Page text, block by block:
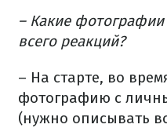
– Какие
всего реакций?
– На старте, во
фотографию с
(нужно описывать